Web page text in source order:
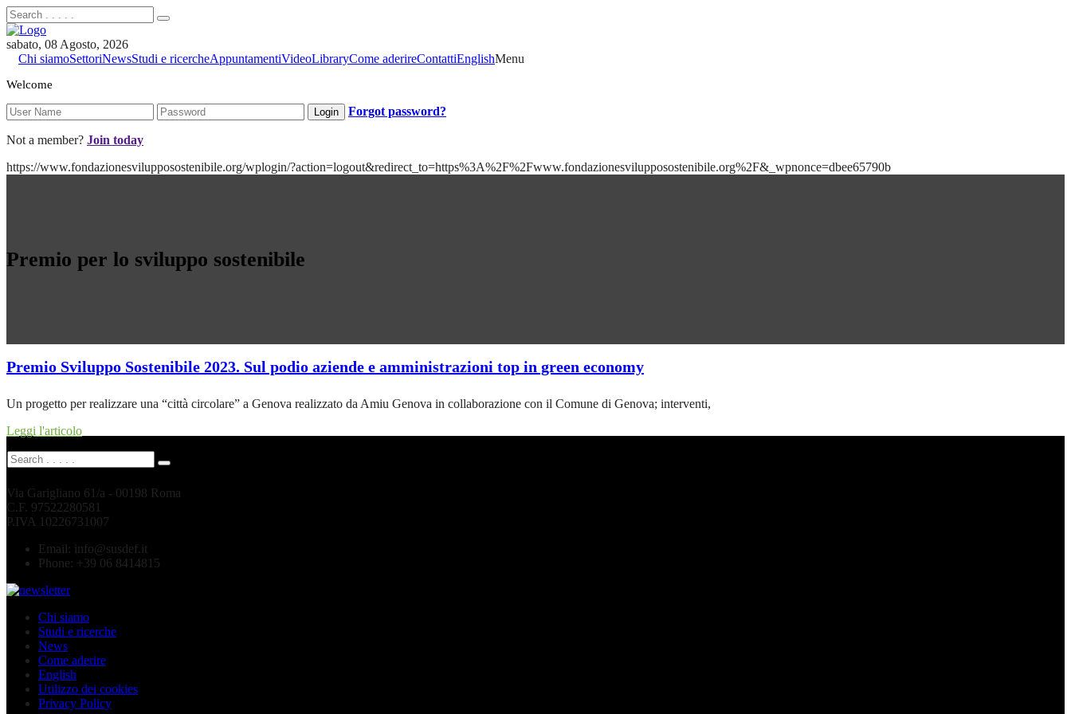
sabato, 08 Agosto, 2026
Chi siamoSettoriNewsStudi e ricercheAppuntamentiVideoLibraryCome aderireContattiEnglishMenu
Welcome
Forgot password?
Not a member? Join today
https://www.fondazionesvilupposostenibile.org/wplogin/?action=logout&redirect_to=https%3A%2F%2Fwww.fondazionesvilupposostenibile.org%2F&_wpnonce=dbee65790b
Premio per lo sviluppo sostenibile
Premio Sviluppo Sostenibile 2023. Sul podio aziende e amministrazioni top in green economy
Un progetto per realizzare una “città circolare” a Genova realizzato da Amiu Genova in collaborazione con il Comune di Genova; interventi,
Leggi l'articolo
Via Garigliano 61/a - 00198 Roma
C.F. 97522280581
P.IVA 10226731007
Email: info@susdef.it
Phone: +39 06 8414815
Chi siamo
Studi e ricerche
News
Come aderire
English
Utilizzo dei cookies
Privacy Policy